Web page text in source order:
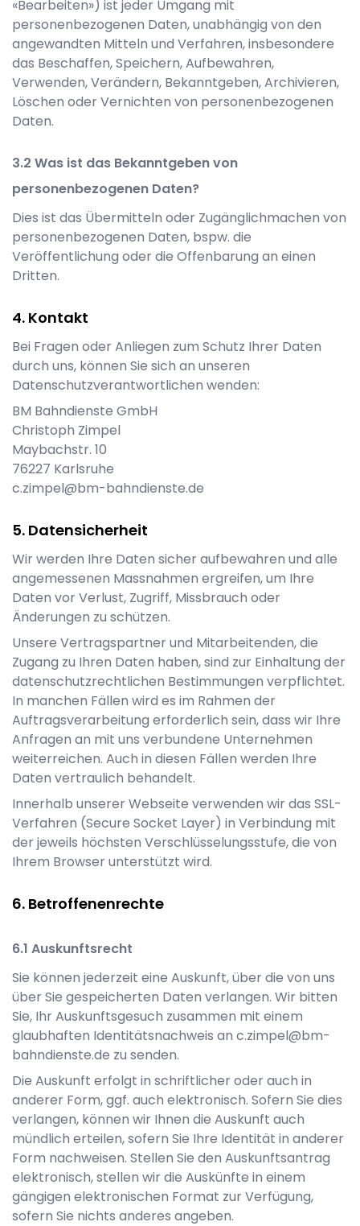
«Bearbeiten») ist jeder Umgang mit
personenbezogenen Daten, unabhängig von den
angewandten Mitteln und Verfahren, insbesondere
das Beschaffen, Speichern, Aufbewahren,
Verwenden, Verändern, Bekanntgeben, Archivieren,
Löschen oder Vernichten von personenbezogenen
Daten.
Was ist das Bekanntgeben von
personenbezogenen Daten?
Dies ist das Übermitteln oder Zugänglichmachen von
personenbezogenen Daten, bspw. die
Veröffentlichung oder die Offenbarung an einen
Dritten.
Kontakt
Bei Fragen oder Anliegen zum Schutz Ihrer Daten
durch uns, können Sie sich an unseren
Datenschutzverantwortlichen wenden:
BM Bahndienste GmbH
Christoph Zimpel
Maybachstr. 10
76227 Karlsruhe
c.zimpel@bm-bahndienste.de
Datensicherheit
Wir werden Ihre Daten sicher aufbewahren und alle
angemessenen Massnahmen ergreifen, um Ihre
Daten vor Verlust, Zugriff, Missbrauch oder
Änderungen zu schützen.
Unsere Vertragspartner und Mitarbeitenden, die
Zugang zu Ihren Daten haben, sind zur Einhaltung der
datenschutzrechtlichen Bestimmungen verpflichtet.
In manchen Fällen wird es im Rahmen der
Auftragsverarbeitung erforderlich sein, dass wir Ihre
Anfragen an mit uns verbundene Unternehmen
weiterreichen. Auch in diesen Fällen werden Ihre
Daten vertraulich behandelt.
Innerhalb unserer Webseite verwenden wir das SSL-
Verfahren (Secure Socket Layer) in Verbindung mit
der jeweils höchsten Verschlüsselungsstufe, die von
Ihrem Browser unterstützt wird.
Betroffenenrechte
Auskunftsrecht
Sie können jederzeit eine Auskunft, über die von uns
über Sie gespeicherten Daten verlangen. Wir bitten
Sie, Ihr Auskunftsgesuch zusammen mit einem
glaubhaften Identitätsnachweis an c.zimpel@bm-
bahndienste.de zu senden.
Die Auskunft erfolgt in schriftlicher oder auch in
anderer Form, ggf. auch elektronisch. Sofern Sie dies
verlangen, können wir Ihnen die Auskunft auch
mündlich erteilen, sofern Sie Ihre Identität in anderer
Form nachweisen. Stellen Sie den Auskunftsantrag
elektronisch, stellen wir die Auskünfte in einem
gängigen elektronischen Format zur Verfügung,
sofern Sie nichts anderes angeben.